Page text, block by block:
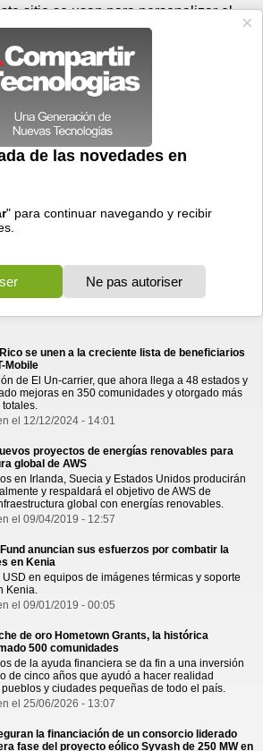
Videos
Ordenar por fecha-Ordenar por pertinencia
se unen a la creciente lista de beneficiarios
Mobile
de El Un-carrier, que ahora llega a 48 estados y
mejoras en 350 comunidades y otorgado más
el 12/12/2024 - 14:01
proyectos de energías renovables para
global de AWS
en Irlanda, Suecia y Estados Unidos producirán
y respaldará el objetivo de AWS de
global con energías renovables.
el 09/04/2019 - 12:57
anuncian sus esfuerzos por combatir la
en Kenia
en equipos de imágenes térmicas y soporte
Kenia.
el 09/01/2019 - 00:05
de oro Hometown Grants, la histórica
500 comunidades
de la ayuda financiera se da fin a una inversión
de cinco años que ayudó a hacer realidad
y ciudades pequeñas de todo el país.
el 25/06/2026 - 13:07
la financiación de un consorcio liderado
fase del proyecto eólico Syvash de 250 MW en
agosto - 08:54 Registrar Conectar
sitio se usan para personalizar el
para ofrecer funciones de medios
el tráfico. Además, compartimos
que haga del sitio web con nuestros
sociales, de publicidad y de análisis
web.
OK